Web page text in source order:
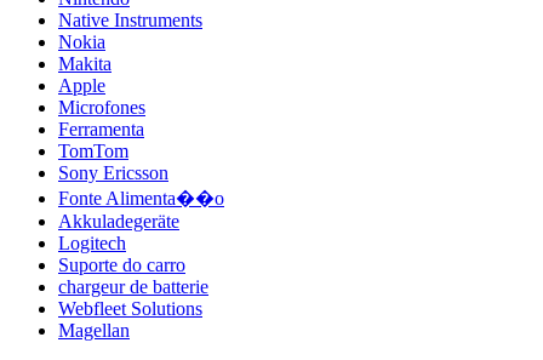
Native Instruments
Nokia
Makita
Apple
Microfones
Ferramenta
TomTom
Sony Ericsson
Fonte Alimenta��o
Akkuladegeräte
Logitech
Suporte do carro
chargeur de batterie
Webfleet Solutions
Magellan